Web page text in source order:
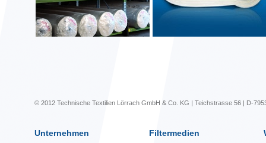
© 2012 Technische Textilien Lörrach GmbH & Co. KG | Teichstrasse 56 | D-
Unternehmen Filtermedien